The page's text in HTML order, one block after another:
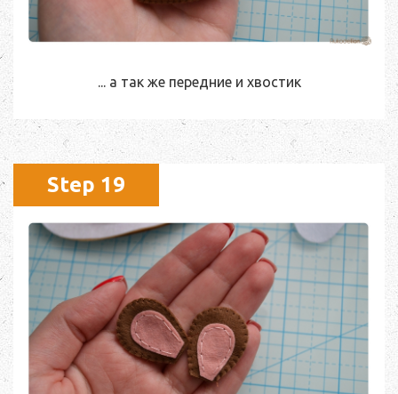
... а так же передние и хвостик
Step 19